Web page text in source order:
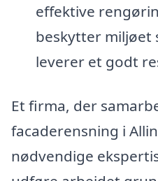
effektive
beskytter miljøet
leverer et godt
Et firma, der
facaderensning i
nødvendige